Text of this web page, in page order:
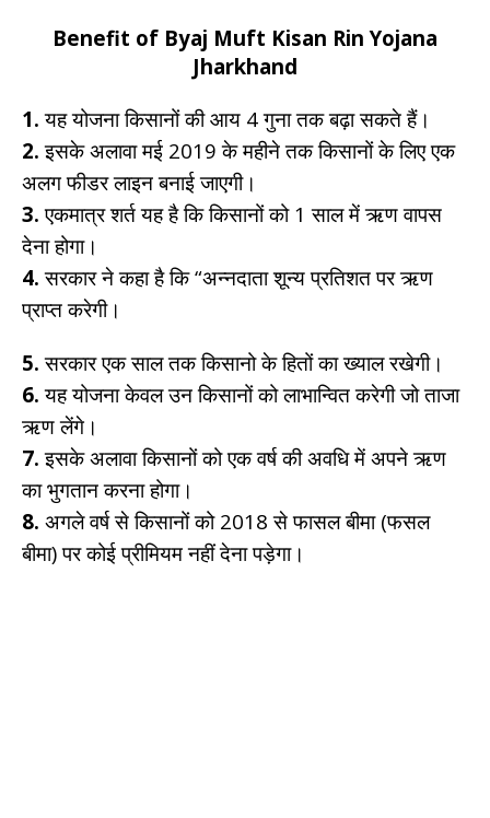
Benefit of Byaj Muft Kisan Rin Yojana
Jharkhand
1. यह योजना किसानों की आय 4 गुना तक बढ़ा सकते हैं।
2. इसके अलावा मई 2019 के महीने तक किसानों के लिए एक
अलग फीडर लाइन बनाई जाएगी।
3. एकमात्र शर्त यह है कि किसानों को 1 साल में ऋण वापस
देना होगा।
4. सरकार ने कहा है कि “अन्नदाता शून्य प्रतिशत पर ऋण
प्राप्त करेगी।
5. सरकार एक साल तक किसानो के हितों का ख्याल रखेगी।
6. यह योजना केवल उन किसानों को लाभान्वित करेगी जो ताजा
ऋण लेंगे।
7. इसके अलावा किसानों को एक वर्ष की अवधि में अपने ऋण
का भुगतान करना होगा।
8. अगले वर्ष से किसानों को 2018 से फासल बीमा (फसल
बीमा) पर कोई प्रीमियम नहीं देना पड़ेगा।